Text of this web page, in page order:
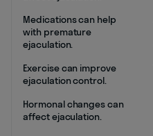
Medications can help
with premature
ejaculation.
Exercise can improve
ejaculation control.
Hormonal changes can
affect ejaculation.